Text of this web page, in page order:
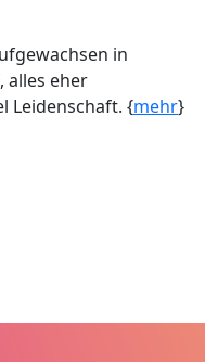
in
alles eher
Leidenschaft. {mehr}